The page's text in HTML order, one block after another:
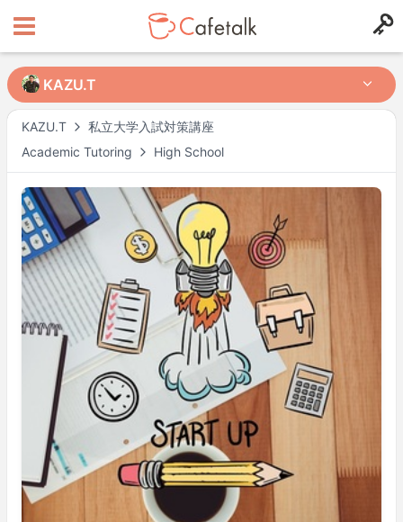
KAZU.T
私立大学入試対策講座
Academic Tutoring
High School
KAZU.T
KAZU.T
from in
326 141
Mögliche Kurszeiten
Mo 19:30 –
23:00
Di
19:30 –
23:00
Mi
19:30 –
23:00
Do
19:30 –
23:00
Fr
19:30 – 23:00
Actual availability may differ. Please check when you make a request.
Shown in Asia/Tokyo time.
Tutorenprofil
100% Satisfaction Guaranteed Lesson
Details Here→